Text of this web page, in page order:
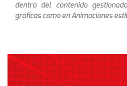
dentro del contenido
gráficas como en Animaciones